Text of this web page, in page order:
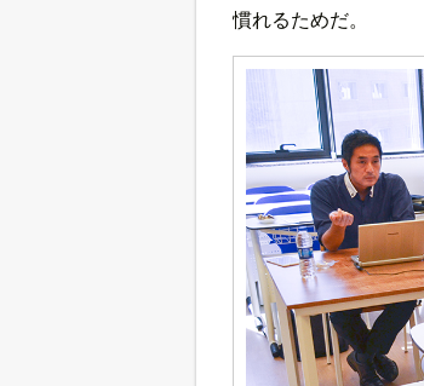
慣れるためだ。